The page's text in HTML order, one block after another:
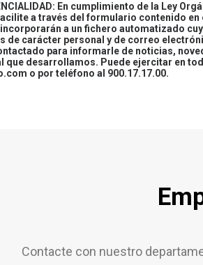
En cumplimiento de la Ley
a través del formulario contenido
a un fichero automatizado
de carácter personal y de correo
para informarle de noticias,
que desarrollamos. Puede ejercitar en
o por teléfono al 900.17.17.00.
Contacte con nuestro